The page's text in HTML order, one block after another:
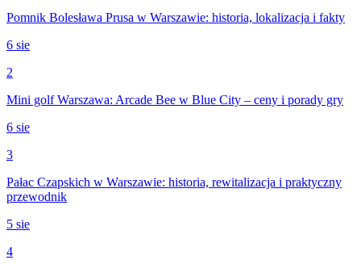
Pomnik Bolesława Prusa w Warszawie: historia, lokalizacja i fakty
6 sie
2
Mini golf Warszawa: Arcade Bee w Blue City – ceny i porady gry
6 sie
3
Pałac Czapskich w Warszawie: historia, rewitalizacja i praktyczny
przewodnik
5 sie
4